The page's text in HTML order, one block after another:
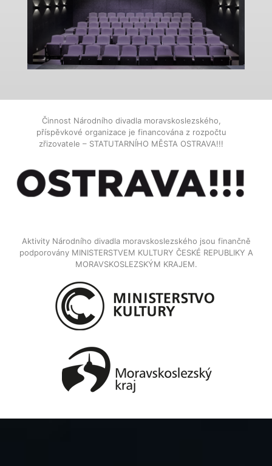
Činnost Národního divadla moravskoslezského,
příspěvkové organizace je financována z rozpočtu
zřizovatele – STATUTARNÍHO MĚSTA OSTRAVA!!!
Aktivity Národního divadla moravskoslezského jsou finančně
podporovány MINISTERSTVEM KULTURY ČESKÉ REPUBLIKY A
MORAVSKOSLEZSKÝM KRAJEM.